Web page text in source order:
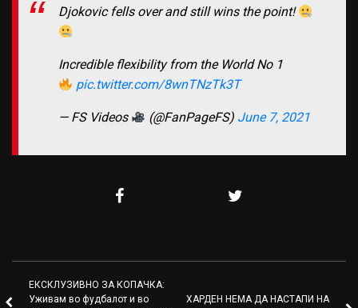
Djokovic fells over and still wins the point!
Incredible flexibility from the World No 1
pic.twitter.com/8wnTNzTk3T
— FS Videos (@FanPageFS) June 7, 2021
ЕКСКЛУЗИВНО ЗА КОПАЧКА:
Уживам во фудбалот и во
ХАРДЕН НЕМА ДА НАСТАПИ НА